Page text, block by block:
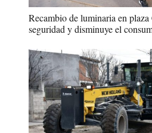
Recambio de luminaria en
seguridad y disminuye el